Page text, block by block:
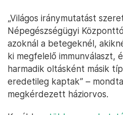
„Világos iránymutatást
Népegészségügyi
azoknál a betegeknél,
ki megfelelő immunválaszt,
harmadik oltásként másik
eredetileg kaptak” –
megkérdezett háziorvos.